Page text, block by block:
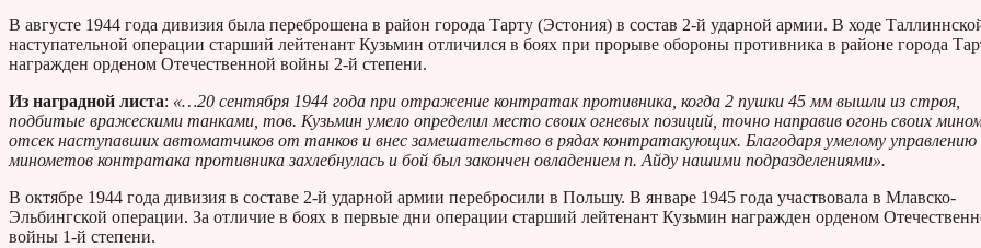
В августе 1944 года дивизия была переброшена в район города Тарту (Эстония) в состав 2-й ударной армии. В ходе
наступательной операции старший лейтенант Кузьмин отличился в боях при прорыве обороны противника в районе города
награжден орденом Отечественной войны 2-й степени.
Из наградной листа: «…20 сентября 1944 года при отражение контратак противника, когда 2 пушки 45 мм вышли из строя,
подбитые вражескими танками, тов. Кузьмин умело определил место своих огневых позиций, точно направив огонь своих
отсек наступавших автоматчиков от танков и внес замешательство в рядах контратакующих. Благодаря умелому управлению
минометов контратака противника захлебнулась и бой был закончен овладением п. Айду нашими подразделениями».
В октябре 1944 года дивизия в составе 2-й ударной армии перебросили в Польшу. В январе 1945 года участвовала в Млавско-
Эльбингской операции. За отличие в боях в первые дни операции старший лейтенант Кузьмин награжден орденом
войны 1-й степени.